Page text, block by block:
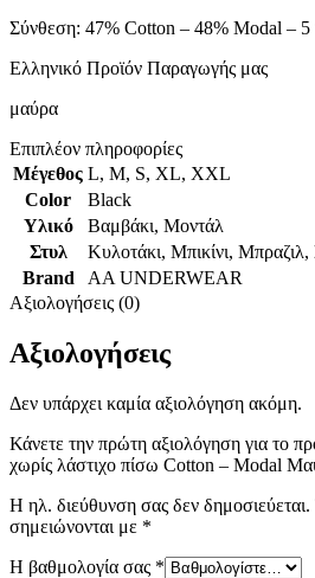
Σύνθεση: 47% Cotton – 48% Modal – 5
Ελληνικό Προϊόν Παραγωγής μας
μαύρα
Επιπλέον πληροφορίες
Μέγεθος L, M, S, XL, XXL
Color
Black
Υλικό
Βαμβάκι, Μοντάλ
Στυλ
Κυλοτάκι, Μπικίνι, Μπραζιλ,
Brand
AA UNDERWEAR
Αξιολογήσεις (0)
Αξιολογήσεις
Δεν υπάρχει καμία αξιολόγηση ακόμη.
Κάνετε την πρώτη αξιολόγηση για το
χωρίς λάστιχο πίσω Cotton – Modal
Η ηλ. διεύθυνση σας δεν δημοσιεύεται.
σημειώνονται με *
Η βαθμολογία σας *